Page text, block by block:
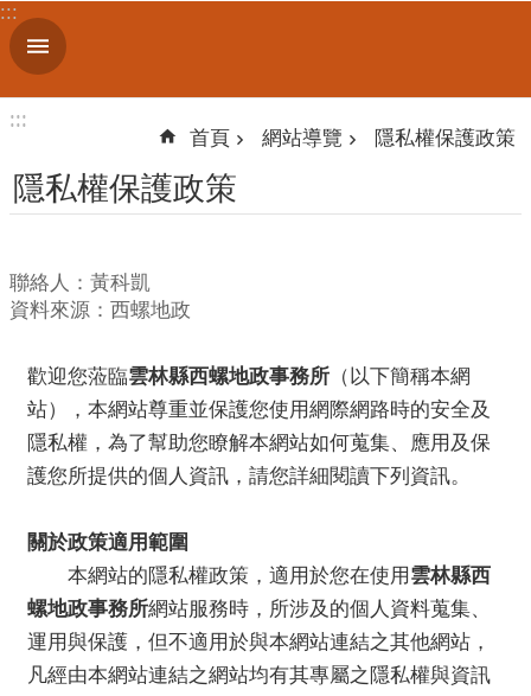
跳到主要內容區塊
進
階
識
我
們
訊
息
公
告
上
服
便
民
服
:::
:::
:::
首頁 網站導覽 隱私權保護政策
隱私權保護政策
聯絡人：黃科凱
資料來源：西螺地政
歡迎您蒞臨雲林縣西螺地政事務所 （以下簡稱本網
站），本網站尊重並保護您使用網際網路時的安全及
隱私權，為了幫助您瞭解本網站如何蒐集、應用及保
護您所提供的個人資訊，請您詳細閱讀下列資訊。
關於政策適用範圍
本網站的隱私權政策，適用於您在使用 雲林縣西
螺地政事務所網站服務時，所涉及的個人資料蒐集、
運用與保護，但不適用於與本網站連結之其他網站，
凡經由本網站連結之網站均有其專屬之隱私權與資訊